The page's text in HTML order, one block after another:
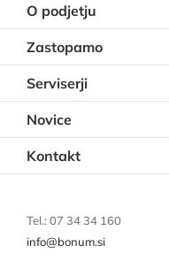
O podjetju
Zastopamo
Serviserji
Novice
Kontakt
Tel.: 07 34 34 160
info@bonum.si